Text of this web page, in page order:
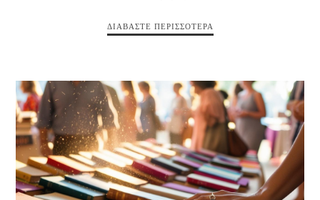
ΔΙΑΒΆΣΤΕ ΠΕΡΙΣΣΌΤΕΡΑ